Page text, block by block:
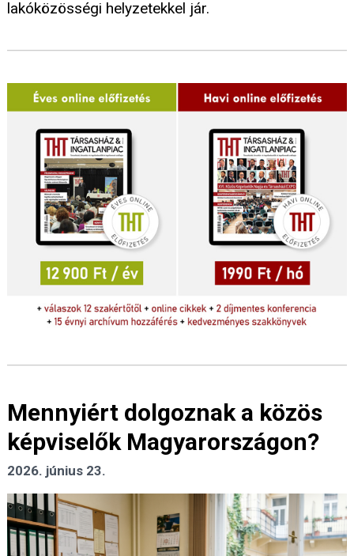
lakóközösségi helyzetekkel jár.
Mennyiért dolgoznak a közös
képviselők Magyarországon?
2026. június 23.